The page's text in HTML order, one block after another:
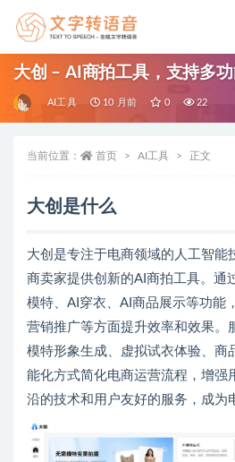
大创 – AI商拍工具，支持多
AI工具 10 月前 0 22
当前位置： 首页 AI工具 正文
大创是什么
大创是专注于电商领域的人工智能
商卖家提供创新的AI商拍工具。通
模特、AI穿衣、AI商品展示等功能
营销推广等方面提升效率和效果。
模特形象生成、虚拟试衣体验、商
能化方式简化电商运营流程，增强
沿的技术和用户友好的服务，成为